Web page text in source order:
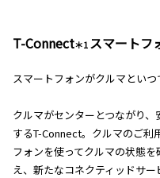
T-Connect＊1スマートフ
スマートフォンがクルマといつ
クルマがセンターとつながり
するT-Connect。クルマのご利
フォンを使ってクルマの状態
え、新たなコネクティッドサ